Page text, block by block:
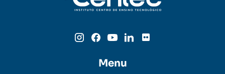
Menu